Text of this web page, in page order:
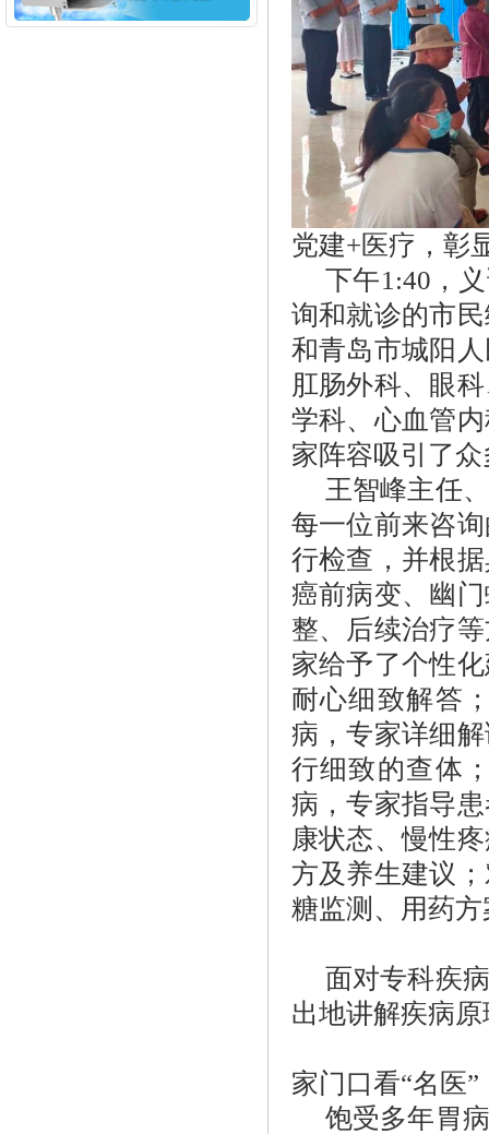
党建+医疗，彰
下午1:40，
询和就诊的市
和青岛市城阳
肛肠外科、眼
学科、心血管
家阵容吸引了
王智峰主任
每一位前来咨
行检查，并根
癌前病变、幽
整、后续治疗
家给予了个性
耐心细致解答
病，专家详细
行细致的查体
病，专家指导
康状态、慢性
方及养生建议
糖监测、用药
面对专科疾
出地讲解疾病
家门口看“名医
饱受多年胃